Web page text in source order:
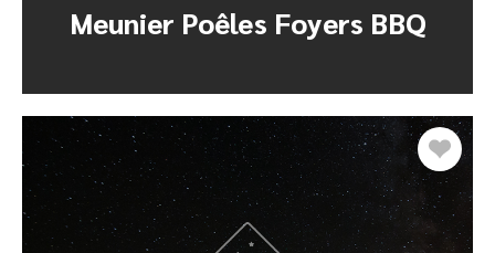
Meunier Poêles Foyers BBQ